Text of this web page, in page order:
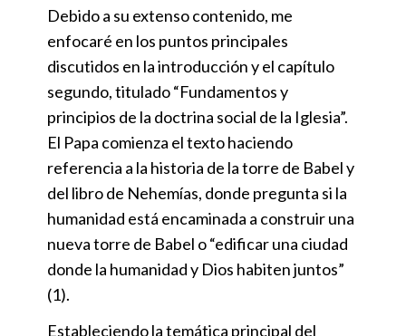
Debido a su extenso contenido, me
enfocaré en los puntos principales
discutidos en la introducción y el capítulo
segundo, titulado “Fundamentos y
principios de la doctrina social de la Iglesia”.
El Papa comienza el texto haciendo
referencia a la historia de la torre de Babel y
del libro de Nehemías, donde pregunta si la
humanidad está encaminada a construir una
nueva torre de Babel o “edificar una ciudad
donde la humanidad y Dios habiten juntos”
(1).
Estableciendo la temática principal del